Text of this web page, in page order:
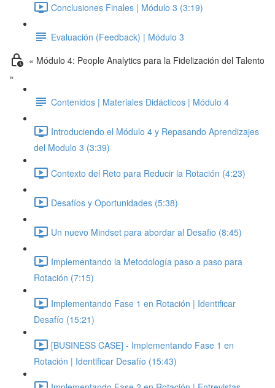
Conclusiones Finales | Módulo 3 (3:19)
Evaluación (Feedback) | Módulo 3
« Módulo 4: People Analytics para la Fidelización del Talento
»
Contenidos | Materiales Didácticos | Módulo 4
Introduciendo el Módulo 4 y Repasando Aprendizajes
del Modulo 3 (3:39)
Contexto del Reto para Reducir la Rotación (4:23)
Desafíos y Oportunidades (5:38)
Un nuevo Mindset para abordar al Desafio (8:45)
Implementando la Metodología paso a paso para
Rotación (7:15)
Implementando Fase 1 en Rotación | Identificar
Desafío (15:21)
[BUSINESS CASE] - Implementando Fase 1 en
Rotación | Identificar Desafío (15:43)